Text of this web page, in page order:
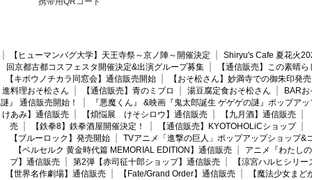
【ヒューマンバグ大学】天王寺祭～京ノ陣～開催決定
Shiryu's Cafe 夏花火
回京都古都コスフェスタ開催決定&出演グループ募集
【通信販売】この素晴
【キボウノチカラ同窓会】通信販売開始
【おそ松さん】妙満寺での御朱印発売
進料理おそ松さん
【通信販売】青のミブロ 湯豆腐定食おそ松さん
BAR
謎』 通信販売開始！
『悪魔くん』 &映画『鬼太郎誕生 ゲゲゲの謎』ポップア
けあみ】通信販売
【煩悩展 けそシロウ】通信販売 【九月酒】通信販売
売
【鉄拳8】鉄拳酒屋開催決定！ 【通信販売】KYOTOHOLiCショップ
【ブルーロック】発売開始
TVアニメ「進撃の巨人」ポップアップショップ&
【ベルセルク 黄金時代篇 MEMORIAL EDITION】通信販売
アニメ『わたし
プ】通信販売
第2弾【赤司征十郎ショップ】通信販売
【涼宮ハルヒシリ
【世界名作劇場】通信販売
【Fate/Grand Order】通信販売
【魔法少女ま